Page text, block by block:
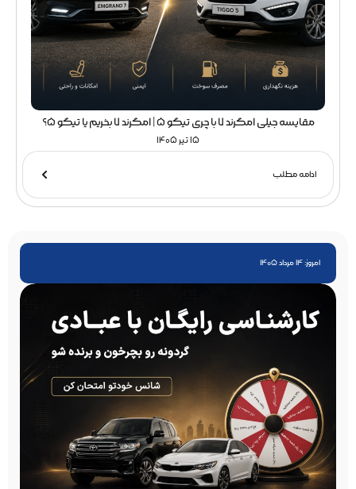
مقایسه جیلی امگرند 7 با چری تیگو 5 | امگرند 7 بخریم یا تیگو 5؟
15 تیر 1405
ادامه مطلب
امروز: 14 مرداد 1405